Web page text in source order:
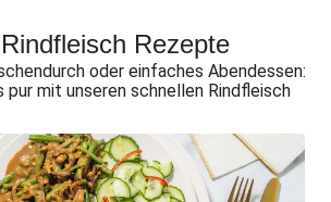
Rezepte
oder einfaches Abendessen:
pur mit unseren schnellen Rindfleisch